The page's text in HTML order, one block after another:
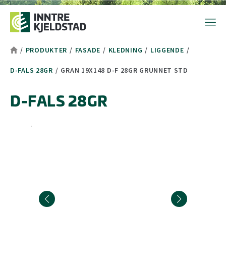
Hopp til toppområde
Hopp til hovedinnhold
Hopp til bunnområde
Tekststørrelsetips
PC: Press ned CTRL og klikk på + (pluss) for å forstørre eller
MAC: Press ned CMD og klikk på + (pluss) for å forstørre eller
/ PRODUKTER / FASADE / KLEDNING / LIGGENDE /
D-FALS 28GR / GRAN 19X148 D-F 28GR GRUNNET STD
D-FALS 28GR